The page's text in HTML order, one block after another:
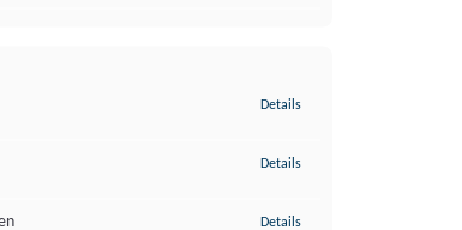
Details
Details
Details